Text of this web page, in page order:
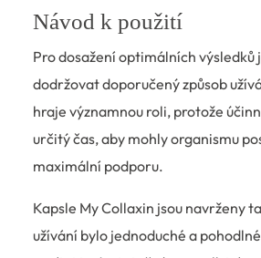
Návod k použití
Pro dosažení optimálních výsledků
dodržovat doporučený způsob
hraje významnou roli, protože
určitý čas, aby mohly organismu
maximální podporu.
Kapsle My Collaxin jsou navrženy
užívání bylo jednoduché a